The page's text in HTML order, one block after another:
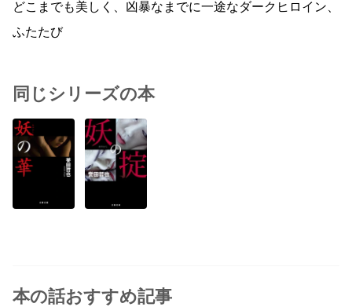
どこまでも美しく、凶暴なまでに一途なダークヒロイン、
ふたたび
同じシリーズの本
本の話おすすめ記事